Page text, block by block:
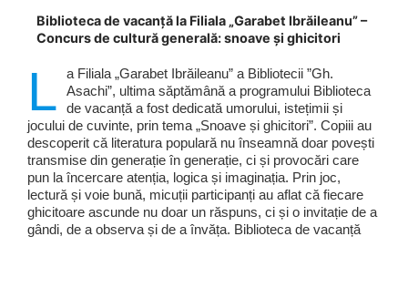
Biblioteca de vacanță la Filiala „Garabet Ibrăileanu” –
Concurs de cultură generală: snoave și ghicitori
L
a Filiala „Garabet Ibrăileanu” a Bibliotecii ”Gh.
Asachi”, ultima săptămână a programului Biblioteca
de vacanță a fost dedicată umorului, istețimii și
jocului de cuvinte, prin tema „Snoave și ghicitori”. Copiii au
descoperit că literatura populară nu înseamnă doar povești
transmise din generație în generație, ci și provocări care
pun la încercare atenția, logica și imaginația. Prin joc,
lectură și voie bună, micuții participanți au aflat că fiecare
ghicitoare ascunde nu doar un răspuns, ci și o invitație de a
gândi, de a observa și de a învăța. Biblioteca de vacanță